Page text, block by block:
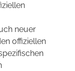
neuer
offiziellen